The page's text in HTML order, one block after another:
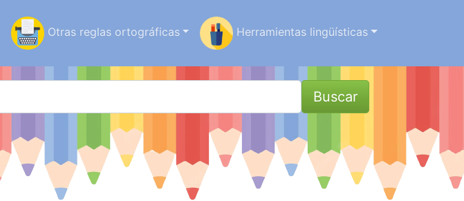
Otras reglas ortográficas Herramientas lingüísticas
Buscar